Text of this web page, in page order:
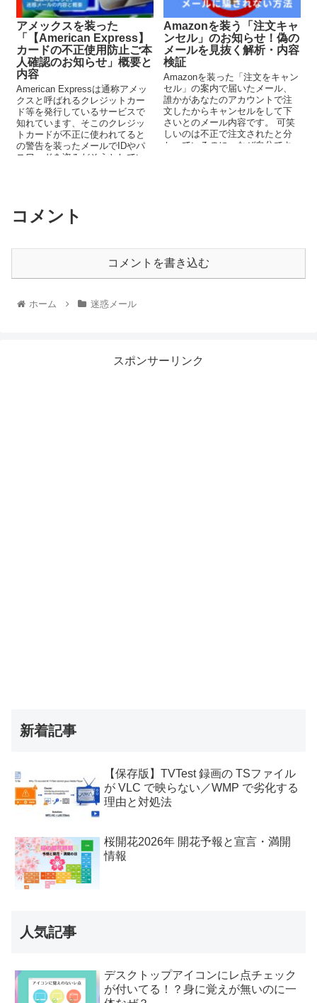
アメックスを装った
「【American Express】
カードの不正使用防止ご本
人確認のお知らせ」概要と
内容
American Expressは通称アメッ
クスと呼ばれるクレジットカー
ド等を発行しているサービスで
知れています、そこのクレジッ
トカードが不正に使われてると
の警告を装ったメールでIDやパ
スワードを盗みだそうとしてい
Amazonを装う「注文キャ
ンセル」のお知らせ！偽の
メールを見抜く解析・内容
検証
Amazonを装った「注文をキャン
セル」の案内で届いたメール、
誰かがあなたのアカウントで注
文したからキャンセルをして下
さいとのメール内容です。 可笑
しいのは不正で注文されたと分
かっているのに、なぜ自分でキ
コメント
コメントを書き込む
ホーム 迷惑メール
スポンサーリンク
新着記事
【保存版】TVTest 録画の TSファイル
が VLC で映らない／WMP で劣化する
理由と対処法
桜開花2026年 開花予報と宣言・満開
情報
人気記事
デスクトップアイコンにレ点チェック
が付いてる！？身に覚えが無いのに一